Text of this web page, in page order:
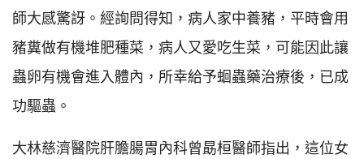
師大感驚訝。經詢問得知，病人家中養豬，平時會用
豬糞做有機堆肥種菜，病人又愛吃生菜，可能因此讓
蟲卵有機會進入體內，所幸給予蛔蟲藥治療後，已成
功驅蟲。
大林慈濟醫院肝膽腸胃內科曾勗桓醫師指出，這位女